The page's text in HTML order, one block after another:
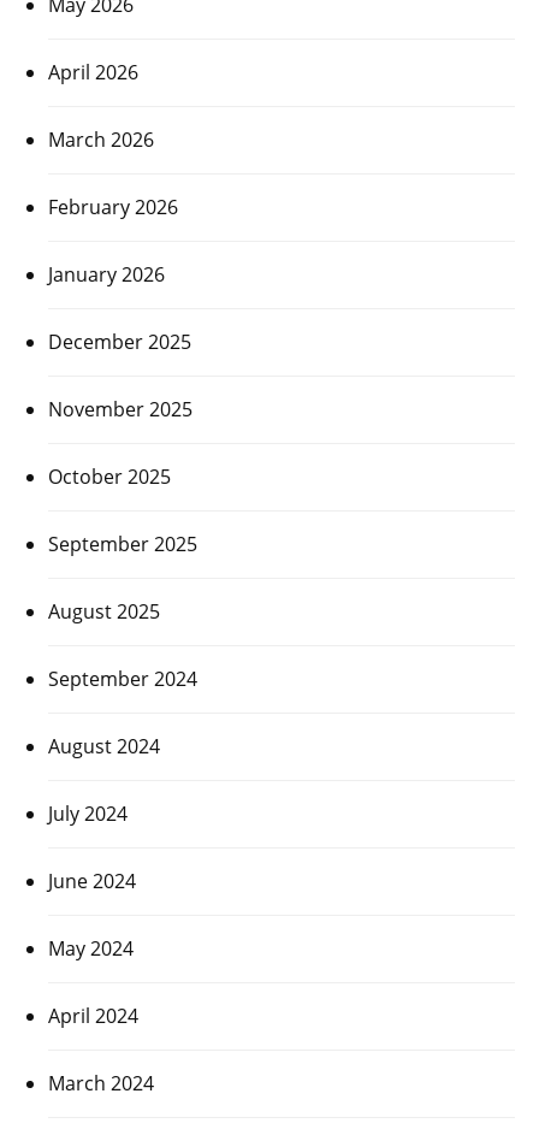
April 2026
March 2026
February 2026
January 2026
December 2025
November 2025
October 2025
September 2025
August 2025
September 2024
August 2024
July 2024
June 2024
May 2024
April 2024
March 2024